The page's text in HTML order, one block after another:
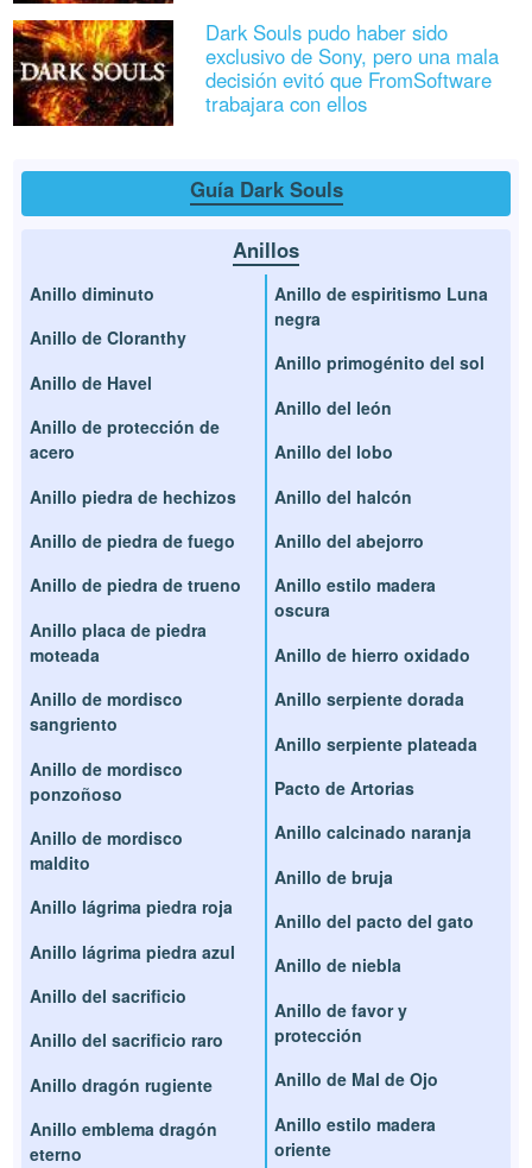
Dark Souls pudo haber sido
exclusivo de Sony, pero una mala
decisión evitó que FromSoftware
trabajara con ellos
Guía Dark Souls
Anillos
Anillo diminuto
Anillo de Cloranthy
Anillo de Havel
Anillo de protección de
acero
Anillo piedra de hechizos
Anillo de piedra de fuego
Anillo de piedra de trueno
Anillo placa de piedra
moteada
Anillo de mordisco
sangriento
Anillo de mordisco
ponzoñoso
Anillo de mordisco
maldito
Anillo lágrima piedra roja
Anillo lágrima piedra azul
Anillo del sacrificio
Anillo del sacrificio raro
Anillo dragón rugiente
Anillo emblema dragón
eterno
Anillo de espiritismo Luna
negra
Anillo primogénito del sol
Anillo del león
Anillo del lobo
Anillo del halcón
Anillo del abejorro
Anillo estilo madera
oscura
Anillo de hierro oxidado
Anillo serpiente dorada
Anillo serpiente plateada
Pacto de Artorias
Anillo calcinado naranja
Anillo de bruja
Anillo del pacto del gato
Anillo de niebla
Anillo de favor y
protección
Anillo de Mal de Ojo
Anillo estilo madera
oriente